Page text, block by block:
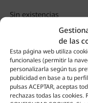
de las
Esta página web utiliza
funcionales (permitir la
personalizarla según tus
publicidad en base a tu
pulsas ACEPTAR, aceptas
rechazas todas las cookies.
Sin existencias
Productos